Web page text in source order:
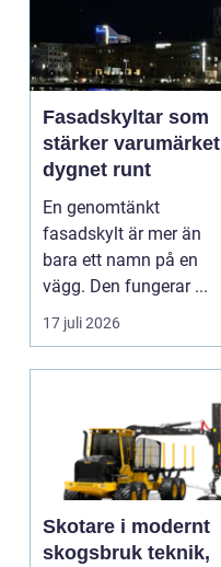
Fasadskyltar som
stärker varumärket
dygnet runt
En genomtänkt
fasadskylt är mer än
bara ett namn på en
vägg. Den fungerar ...
17 juli 2026
Skotare i modernt
skogsbruk teknik,